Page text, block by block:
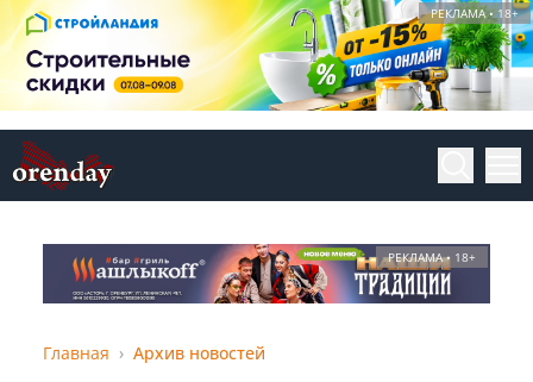
РЕКЛАМА • 18+
РЕКЛАМА • 18+
Главная Архив новостей